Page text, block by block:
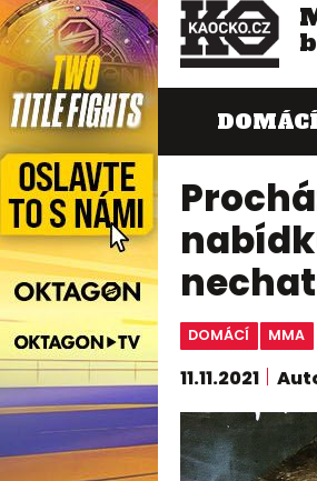
DOMÁCÍ
DOMÁCÍ MMA
11.11.2021